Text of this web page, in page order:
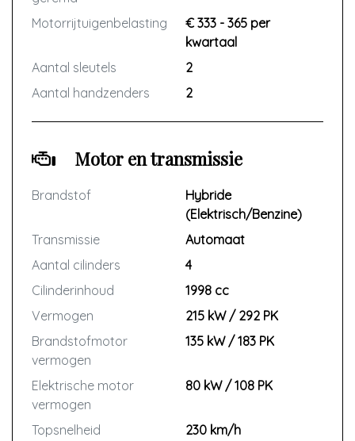
Motorrijtuigenbelasting
€ 333 - 365 per
kwartaal
Aantal sleutels
2
Aantal handzenders
2
Motor en transmissie
Brandstof
Hybride
(Elektrisch/Benzine)
Transmissie
Automaat
Aantal cilinders
4
Cilinderinhoud
1998 cc
Vermogen
215 kW / 292 PK
Brandstofmotor
vermogen
135 kW / 183 PK
Elektrische motor
vermogen
80 kW / 108 PK
Topsnelheid
230 km/h